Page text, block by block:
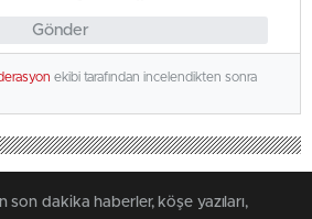
Gönder
ekibi tarafından incelendikten sonra
son dakika haberler, köşe yazıları,